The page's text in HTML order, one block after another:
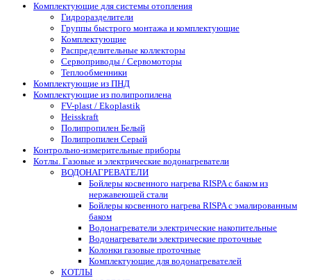
Комплектующие для системы отопления
Гидроразделители
Группы быстрого монтажа и комплектующие
Комплектующие
Распределительные коллекторы
Сервоприводы / Сервомоторы
Теплообменники
Комплектующие из ПНД
Комплектующие из полипропилена
FV-plast / Ekoplastik
Heisskraft
Полипропилен Белый
Полипропилен Серый
Контрольно-измерительные приборы
Котлы. Газовые и электрические водонагреватели
ВОДОНАГРЕВАТЕЛИ
Бойлеры косвенного нагрева RISPA с баком из
нержавеющей стали
Бойлеры косвенного нагрева RISPA с эмалированным
баком
Водонагреватели электрические накопительные
Водонагреватели электрические проточные
Колонки газовые проточные
Комплектующие для водонагревателей
КОТЛЫ